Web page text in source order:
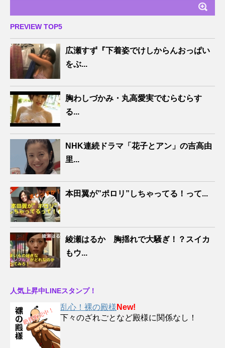
PREVIEW TOP5
広瀬すず『下着姿でけしからんおっぱい
をぶ...
胸わしづかみ・丸高愛実でむらむらす
る...
NHK連続ドラマ「花子とアン」の吉高由
里...
本田翼が”ポロリ”しちゃってる！って...
綾瀬はるか 胸揺れで大騒ぎ！？スイカ
もウ...
人気上昇中LINEスタンプ！
乱心！裸の殿様 New!
下々のざれごとなど殿様に関係なし！